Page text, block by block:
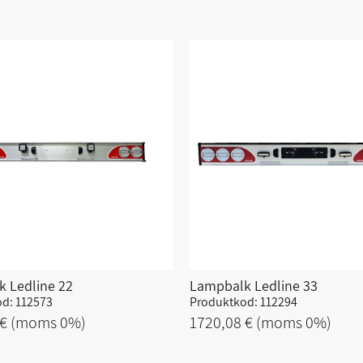
Ledline 22
112573
(moms 0%)
Lampbalk Ledline 33
Produktkod: 112294
1720,08 €(moms 0%)